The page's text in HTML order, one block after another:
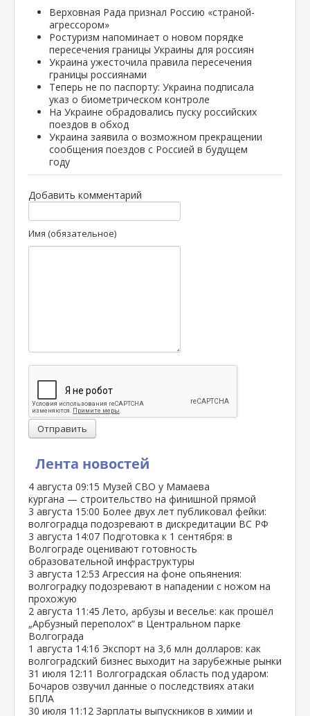
Лента новостей
4 августа 09:15 Музей СВО у Мамаева
кургана — строительство на финишной прямой
3 августа 15:00 Более двух лет публиковал фейки:
волгоградца подозревают в дискредитации ВС РФ
3 августа 14:07 Подготовка к 1 сентября: в
Волгограде оценивают готовность
образовательной инфраструктуры
3 августа 12:53 Агрессия на фоне опьянения:
волгоградку подозревают в нападении с ножом на
прохожую
2 августа 11:45 Лето, арбузы и веселье: как прошёл
„Арбузный переполох“ в Центральном парке
Волгограда
1 августа 14:16 Экспорт на 3,6 млн долларов: как
волгоградский бизнес выходит на зарубежные рынки
31 июля 12:11 Волгоградская область под ударом:
Бочаров озвучил данные о последствиях атаки
БПЛА
30 июля 11:12 Зарплаты выпускников в химии и
Верховная Рада признал Россию «страной-
агрессором»
Ростуризм напоминает о новом порядке
пересечения границы Украины для россиян
Украина ужесточила правила пересечения
границы россиянами
Теперь не по паспорту: Украина подписала
указ о биометрическом контроле
На Украине обрадовались пуску российских
поездов в обход
Украина заявила о возможном прекращении
сообщения поездов с Россией в будущем
году
Добавить комментарий
Имя (обязательное)
Отправить